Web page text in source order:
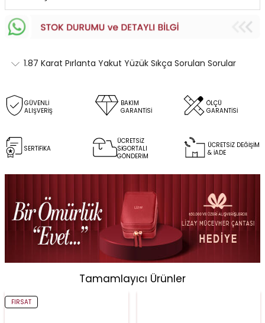
1.87 Karat Pırlanta Yakut Yüzük Sıkça Sorulan Sorular
GÜVENLİ
ALIŞVERİŞ
BAKIM
GARANTİSİ
ÖLÇÜ
GARANTİSİ
SERTİFİKA
ÜCRETSİZ
SİGORTALI
GÖNDERİM
ÜCRETSİZ DEĞİŞİM
& İADE
Tamamlayıcı Ürünler
FIRSAT